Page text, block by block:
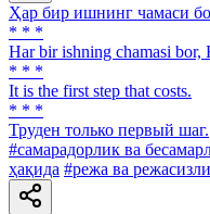
Ҳар бир ишнинг чамаси
* * *
Har bir ishning chamasi bor,
* * *
It is the first step that costs.
* * *
Труден только первый шаг.
#самарадорлик ва
ҳақида #режа ва